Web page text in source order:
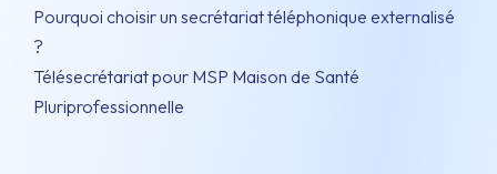
Pourquoi choisir un secrétariat téléphonique externalisé
?
Télésecrétariat pour MSP Maison de Santé
Pluriprofessionnelle